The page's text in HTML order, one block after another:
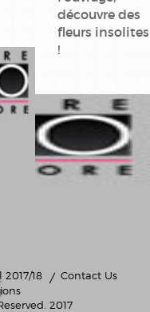
découvre des
fleurs insolites
!
18
Contact Us
2017